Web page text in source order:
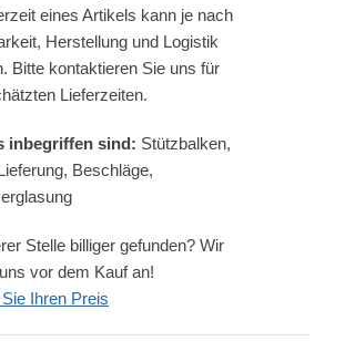
eines Artikels kann je nach
Herstellung und Logistik
Bitte kontaktieren Sie uns für
Lieferzeiten.
inbegriffen sind: Stützbalken,
Beschläge,
Stelle billiger gefunden? Wir
vor dem Kauf an!
Ihren Preis